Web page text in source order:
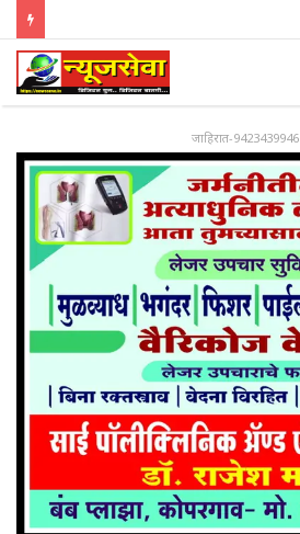
जाहिरात-9423439946